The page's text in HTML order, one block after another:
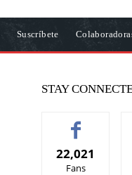
Suscríbete
STAY
22,021
Fans